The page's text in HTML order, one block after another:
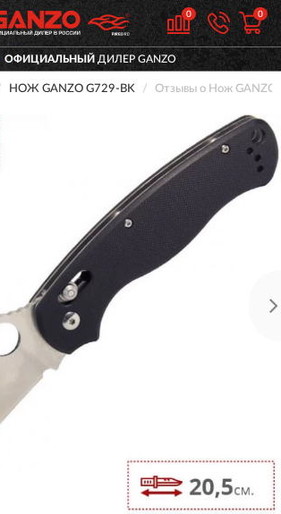
0 0
ОФИЦИАЛЬНЫЙ ДИЛЕР GANZO
НОЖ GANZO G729-BK Отзывы о Нож GANZO